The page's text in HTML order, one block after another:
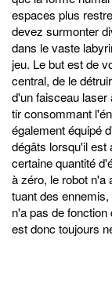
espaces plus
devez surmonter
dans le vaste
jeu. Le but est de
central, de le
d'un faisceau
tir consommant
également équipé
dégâts lorsqu'il
certaine quantité
à zéro, le robot n'a
tuant des
n'a pas de
est donc toujours